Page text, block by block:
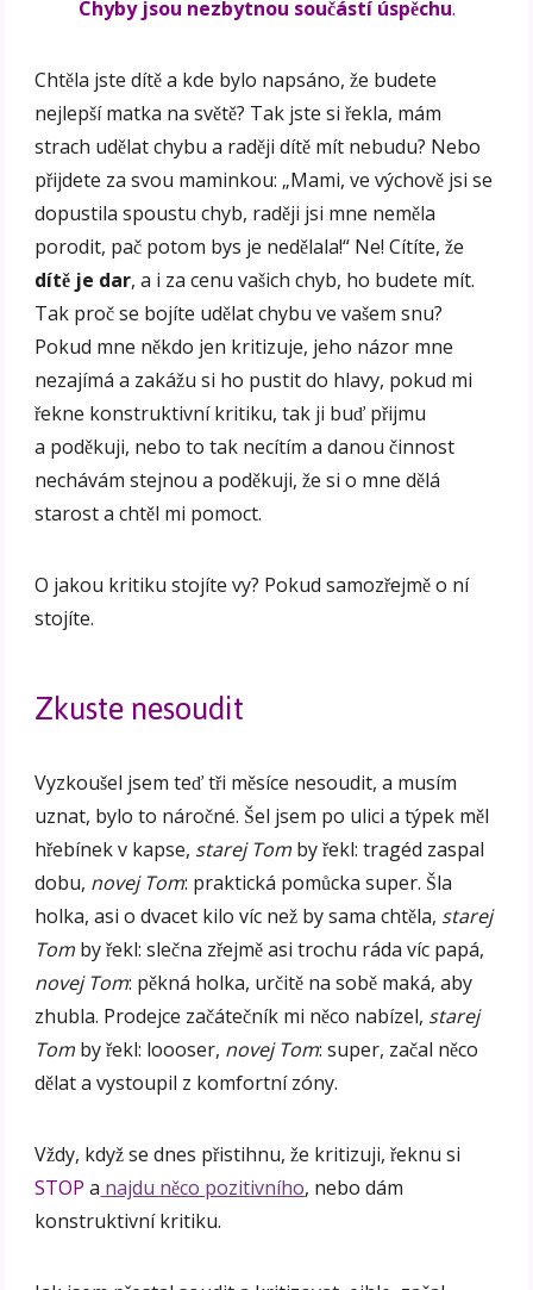
Chyby jsou nezbytnou součástí úspěchu.
Chtěla jste dítě a kde bylo napsáno, že budete
nejlepší matka na světě? Tak jste si řekla, mám
strach udělat chybu a raději dítě mít nebudu? Nebo
přijdete za svou maminkou: „Mami, ve výchově jsi se
dopustila spoustu chyb, raději jsi mne neměla
porodit, pač potom bys je nedělala!“ Ne! Cítíte, že
dítě je dar, a i za cenu vašich chyb, ho budete mít.
Tak proč se bojíte udělat chybu ve vašem snu?
Pokud mne někdo jen kritizuje, jeho názor mne
nezajímá a zakážu si ho pustit do hlavy, pokud mi
řekne konstruktivní kritiku, tak ji buď přijmu
a poděkuji, nebo to tak necítím a danou činnost
nechávám stejnou a poděkuji, že si o mne dělá
starost a chtěl mi pomoct.
O jakou kritiku stojíte vy? Pokud samozřejmě o ní
stojíte.
Zkuste nesoudit
Vyzkoušel jsem teď tři měsíce nesoudit, a musím
uznat, bylo to náročné. Šel jsem po ulici a týpek měl
hřebínek v kapse, starej Tom by řekl: tragéd zaspal
dobu, novej Tom: praktická pomůcka super. Šla
holka, asi o dvacet kilo víc než by sama chtěla, starej
Tom by řekl: slečna zřejmě asi trochu ráda víc papá,
novej Tom: pěkná holka, určitě na sobě maká, aby
zhubla. Prodejce začátečník mi něco nabízel, starej
Tom by řekl: loooser, novej Tom: super, začal něco
dělat a vystoupil z komfortní zóny.
Vždy, když se dnes přistihnu, že kritizuji, řeknu si
STOP a najdu něco pozitivního, nebo dám
konstruktivní kritiku.